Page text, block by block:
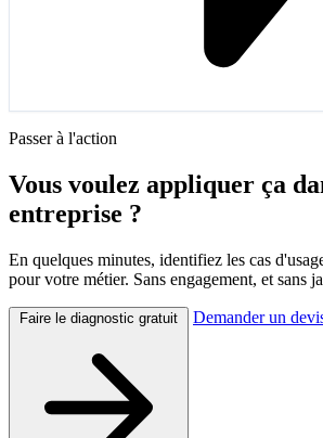
Passer à l'action
Vous voulez appliquer ça
entreprise ?
En quelques minutes, identifiez les cas
pour votre métier. Sans engagement, et sans
Faire le diagnostic gratuit Demander un